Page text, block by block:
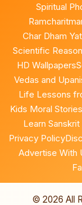
Spiritual
Char Dham
Scientific
HD Wallpapers
Vedas and
Life Lessons
Kids Moral Stories
Learn
Privacy Policy
Advertise With
© 2026 All